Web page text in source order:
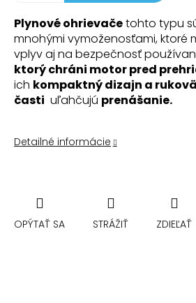
Plynové ohrievačetohto typu
mnohými vymoženosťami, ktoré
vplyv aj na bezpečnosť
ktorý chráni motor pred
ich kompaktný dizajn a
časti uľahčujú prenášanie.
Detailné informácie
OPÝTAŤ SA STRÁŽIŤ ZDIEĽAŤ